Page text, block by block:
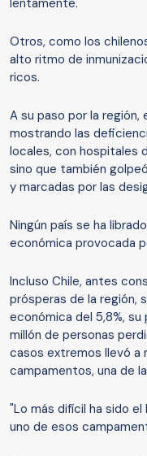
lentamente.
Otros, como los
alto ritmo de
ricos.
A su paso por la región,
mostrando las
locales, con hospitales
sino que también
y marcadas por las
Ningún país se ha
económica provocada
Incluso Chile, antes
prósperas de la región,
económica del 5,8%,
millón de personas
casos extremos llevó a
campamentos, una de
"Lo más difícil ha sido el
uno de esos